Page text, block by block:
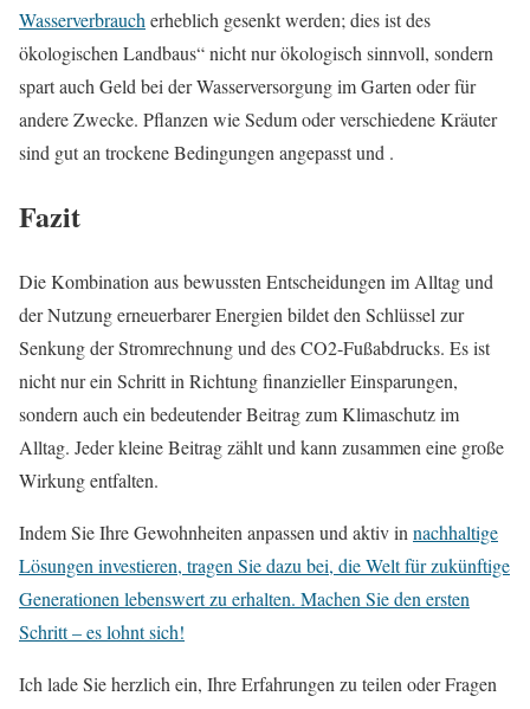
Wasserverbrauch erheblich gesenkt werden; dies ist des
ökologischen Landbaus“ nicht nur ökologisch sinnvoll, sondern
spart auch Geld bei der Wasserversorgung im Garten oder für
andere Zwecke. Pflanzen wie Sedum oder verschiedene Kräuter
sind gut an trockene Bedingungen angepasst und .
Fazit
Die Kombination aus bewussten Entscheidungen im Alltag und
der Nutzung erneuerbarer Energien bildet den Schlüssel zur
Senkung der Stromrechnung und des CO2-Fußabdrucks. Es ist
nicht nur ein Schritt in Richtung finanzieller Einsparungen,
sondern auch ein bedeutender Beitrag zum Klimaschutz im
Alltag. Jeder kleine Beitrag zählt und kann zusammen eine große
Wirkung entfalten.
Indem Sie Ihre Gewohnheiten anpassen und aktiv innachhaltige
Lösungen investieren, tragen Sie dazu bei, die Welt für zukünftige
Generationen lebenswert zu erhalten. Machen Sie den ersten
Schritt – es lohnt sich!
Ich lade Sie herzlich ein, Ihre Erfahrungen zu teilen oder Fragen